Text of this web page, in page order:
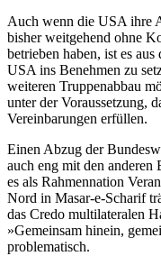
Auch wenn die USA ihre
bisher weit­gehend ohne
betrieben haben, ist es
USA ins Benehmen zu
weiteren Truppenabbau
unter der Voraussetzung,
Vereinbarungen erfüllen.
Einen Abzug der
auch eng mit den anderen
es als Rahmennation
Nord in Masar-e-Scharif
das Credo multilateralen
»Gemeinsam hinein,
problematisch.